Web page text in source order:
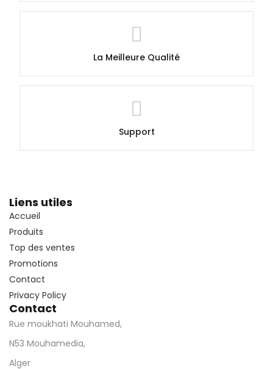
La Meilleure Qualité
Support
Liens utiles
Accueil
Produits
Top des ventes
Promotions
Contact
Privacy Policy
Contact
Rue moukhati Mouhamed,
N53 Mouhamedia,
Alger